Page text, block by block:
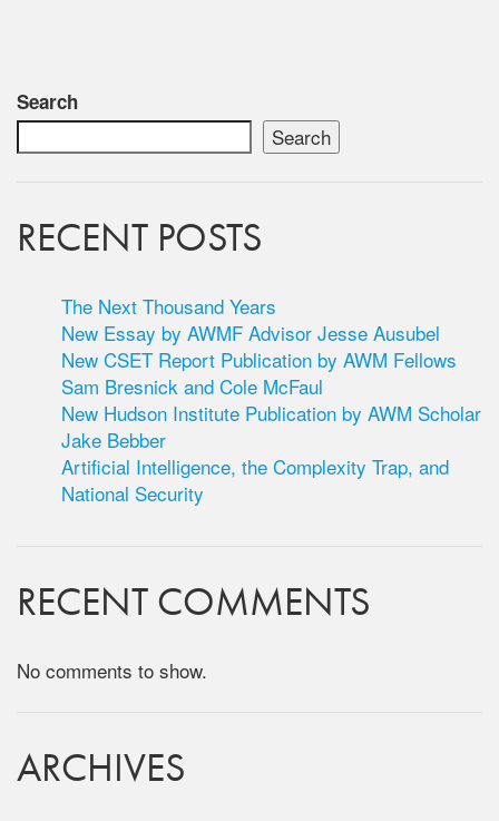
Search
Search
RECENT POSTS
The Next Thousand Years
New Essay by AWMF Advisor Jesse Ausubel
New CSET Report Publication by AWM Fellows
Sam Bresnick and Cole McFaul
New Hudson Institute Publication by AWM Scholar
Jake Bebber
Artificial Intelligence, the Complexity Trap, and
National Security
RECENT COMMENTS
No comments to show.
ARCHIVES